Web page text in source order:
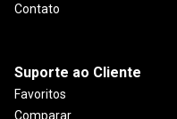
Contato
Suporte ao Cliente
Favoritos
Comparar